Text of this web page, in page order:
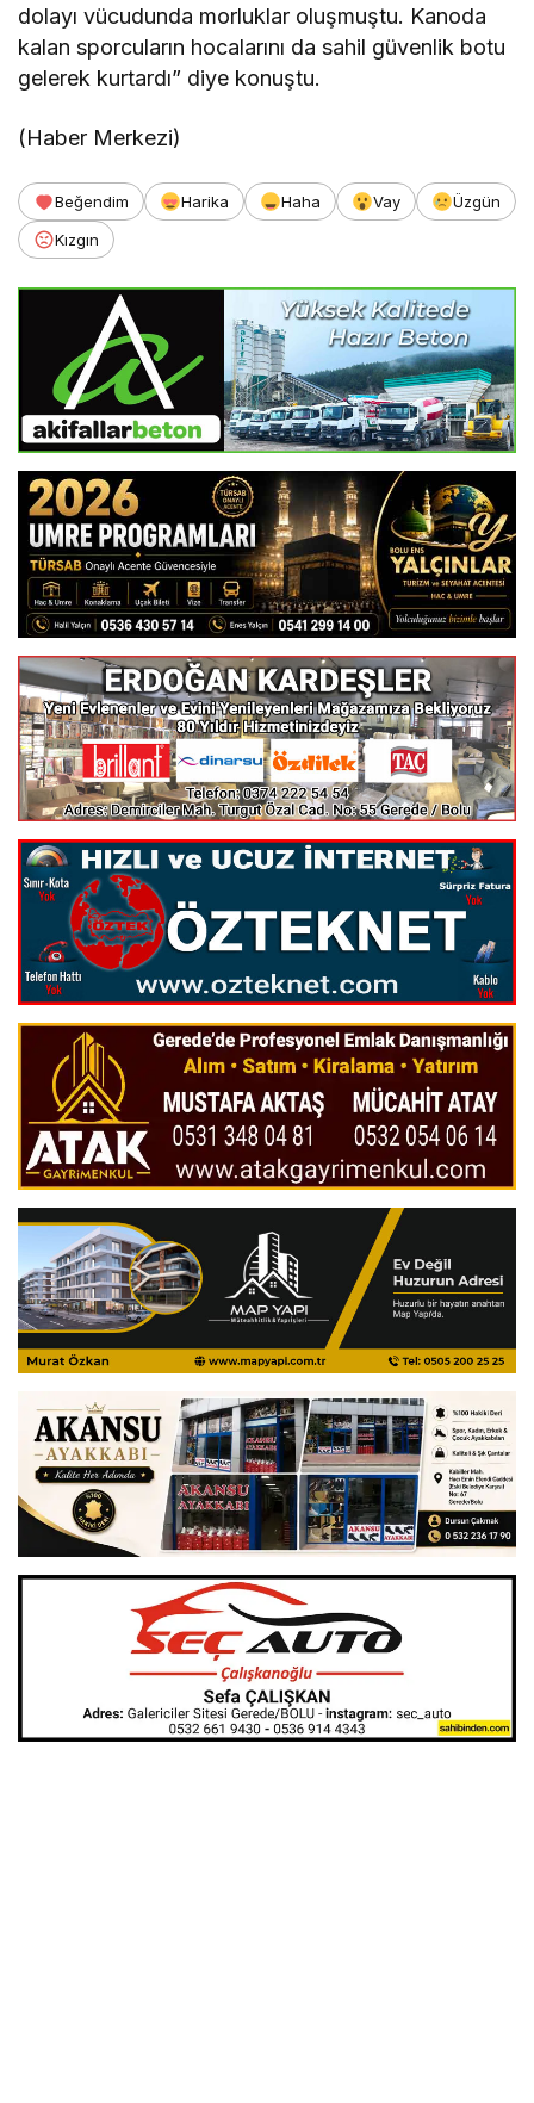
dolayı vücudunda morluklar oluşmuştu. Kanoda
kalan sporcuların hocalarını da sahil güvenlik botu
gelerek kurtardı” diye konuştu.
(Haber Merkezi)
Beğendim Harika Haha Vay
Üzgün
Kızgın